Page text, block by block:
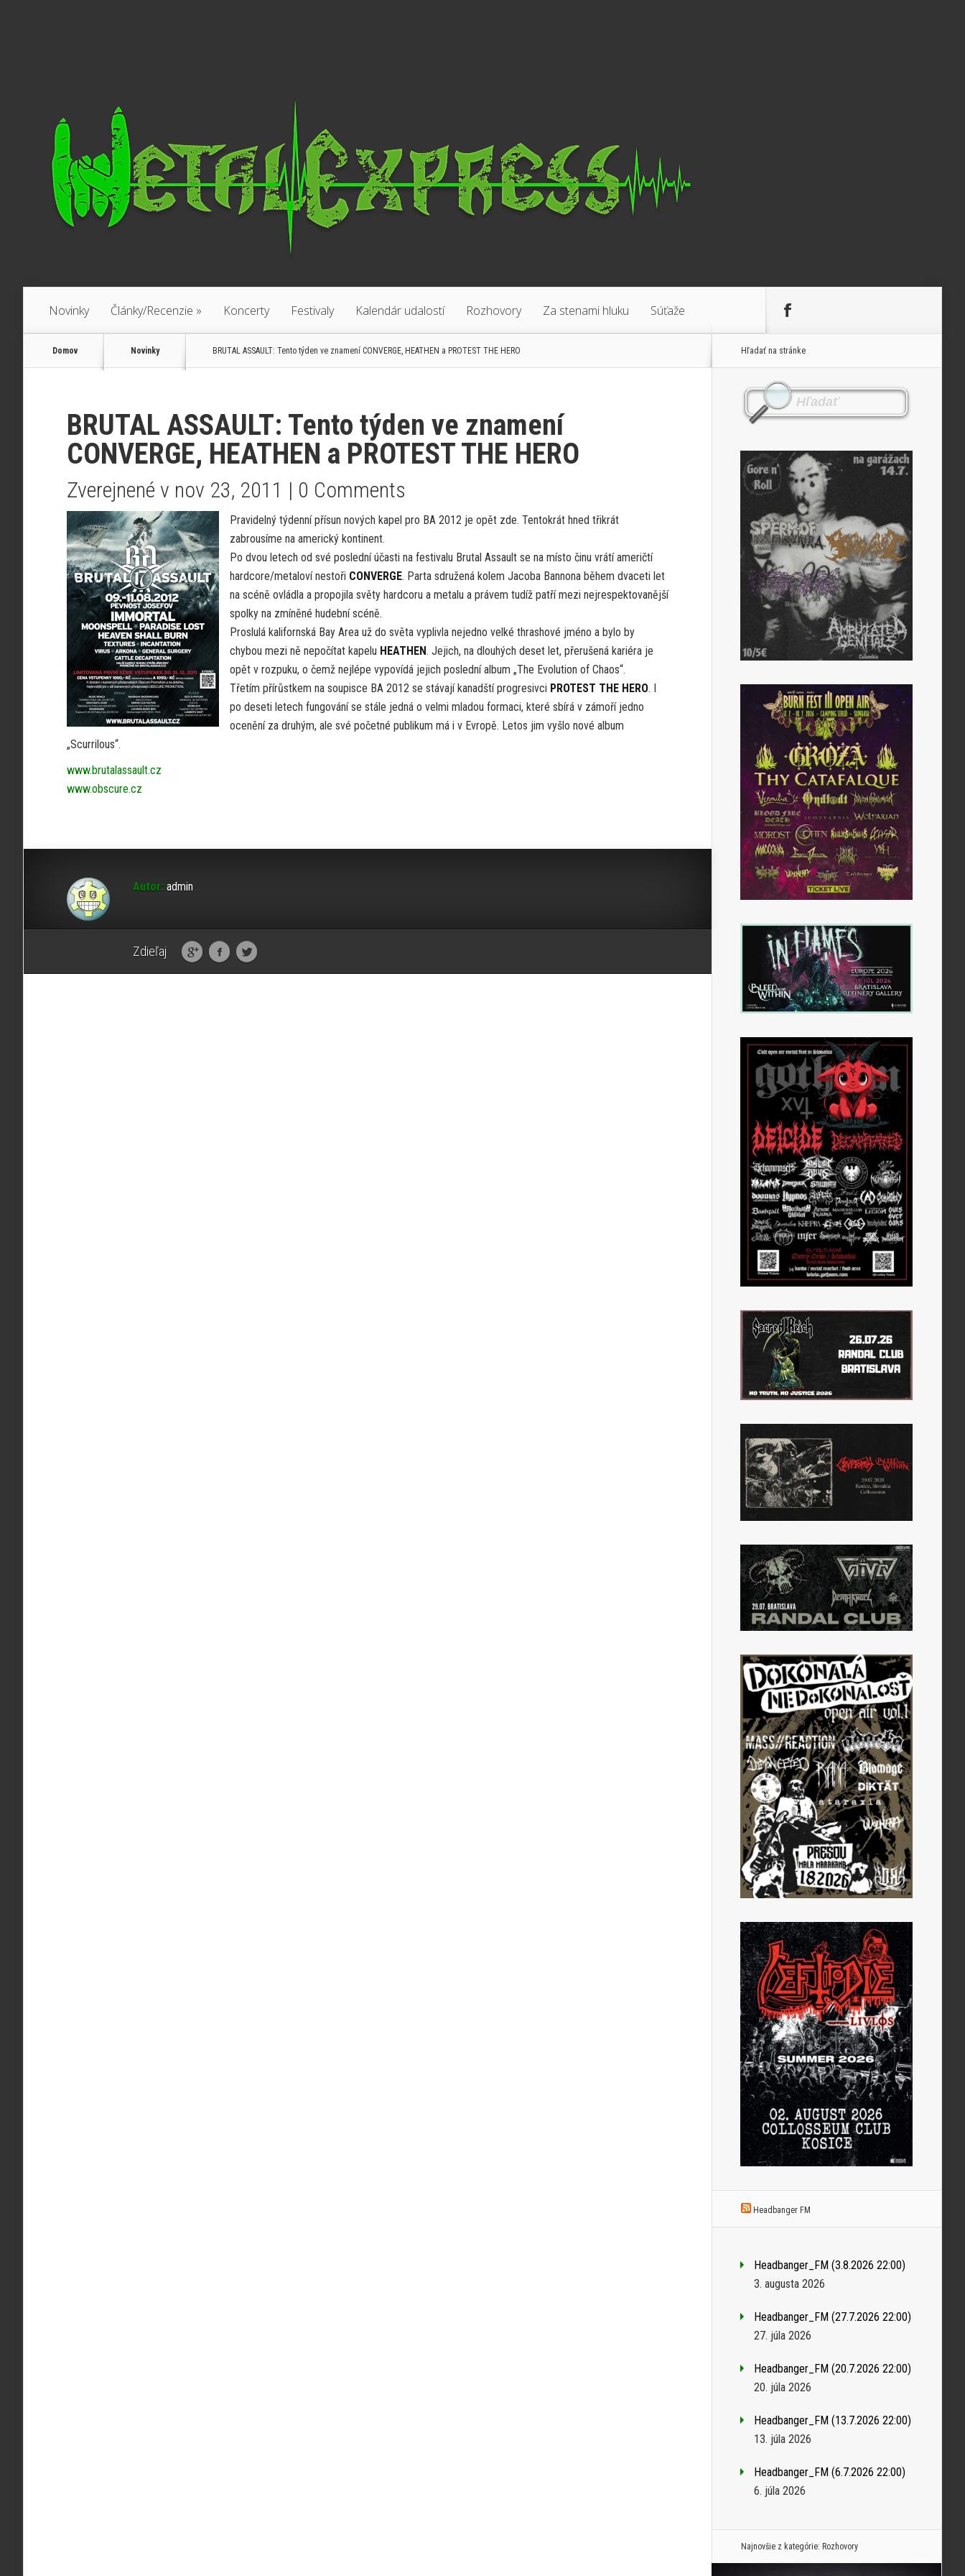
Novinky Články/Recenzie » Koncerty Festivaly Kalendár udalostí Rozhovory Za stenami hluku Súťaže
Domov Novinky BRUTAL ASSAULT: Tento týden ve znamení CONVERGE, HEATHEN a PROTEST THE HERO
BRUTAL ASSAULT: Tento týden ve znamení
CONVERGE, HEATHEN a PROTEST THE HERO
Zverejnené v nov 23, 2011 | 0 Comments
Pravidelný týdenní přísun nových kapel pro BA 2012 je opět zde. Tentokrát hned třikrát
zabrousíme na americký kontinent.
Po dvou letech od své poslední účasti na festivalu Brutal Assault se na místo činu vrátí američtí
hardcore/metaloví nestoři CONVERGE. Parta sdružená kolem Jacoba Bannona během dvaceti let
na scéně ovládla a propojila světy hardcoru a metalu a právem tudíž patří mezi nejrespektovanější
spolky na zmíněné hudební scéně.
Proslulá kalifornská Bay Area už do světa vyplivla nejedno velké thrashové jméno a bylo by
chybou mezi ně nepočítat kapelu HEATHEN. Jejich, na dlouhých deset let, přerušená kariéra je
opět v rozpuku, o čemž nejlépe vypovídá jejich poslední album „The Evolution of Chaos“.
Třetím přírůstkem na soupisce BA 2012 se stávají kanadští progresivci PROTEST THE HERO. I
po deseti letech fungování se stále jedná o velmi mladou formaci, které sbírá v zámoří jedno
ocenění za druhým, ale své početné publikum má i v Evropě. Letos jim vyšlo nové album
„Scurrilous“.
www.brutalassault.cz
www.obscure.cz
Autor: admin
Zdieľaj
Hľadať na stránke
Headbanger FM
Headbanger_FM (3.8.2026 22:00)
3. augusta 2026
Headbanger_FM (27.7.2026 22:00)
27. júla 2026
Headbanger_FM (20.7.2026 22:00)
20. júla 2026
Headbanger_FM (13.7.2026 22:00)
13. júla 2026
Headbanger_FM (6.7.2026 22:00)
6. júla 2026
Najnovšie z kategórie: Rozhovory